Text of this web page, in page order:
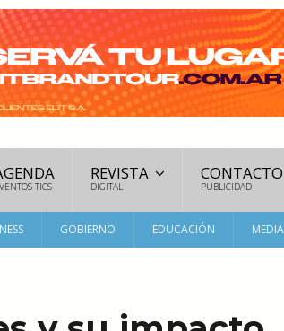
TICS
REVISTA
DIGITAL
CONTACTO
PUBLICIDAD
GOBIERNO EDUCACIÓN